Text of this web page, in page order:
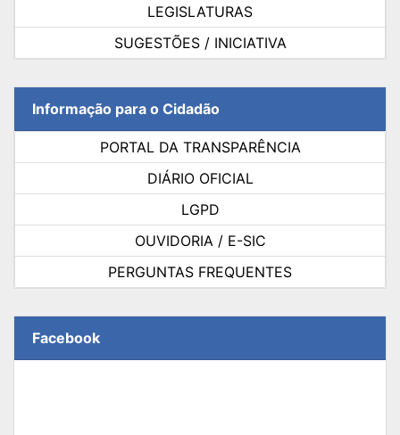
LEGISLATURAS
SUGESTÕES / INICIATIVA
Informação para o Cidadão
PORTAL DA TRANSPARÊNCIA
DIÁRIO OFICIAL
LGPD
OUVIDORIA / E-SIC
PERGUNTAS FREQUENTES
Facebook